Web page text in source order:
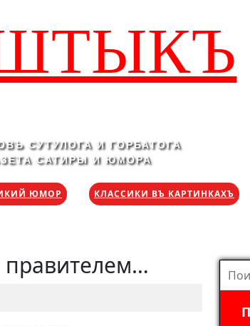
СУТУЛОГА И ГОРБАТОГА
САТИРЫ И ЮМОРА
ЮМОР КЛАССИКИ ВЪ КАРТИНКАХЪ
правителем… Найти: